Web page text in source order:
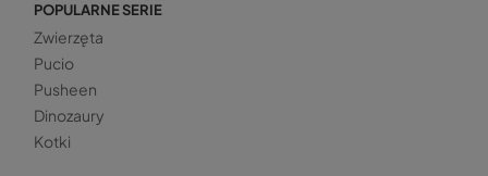
POPULARNE SERIE
Zwierzęta
Pucio
Pusheen
Dinozaury
Kotki